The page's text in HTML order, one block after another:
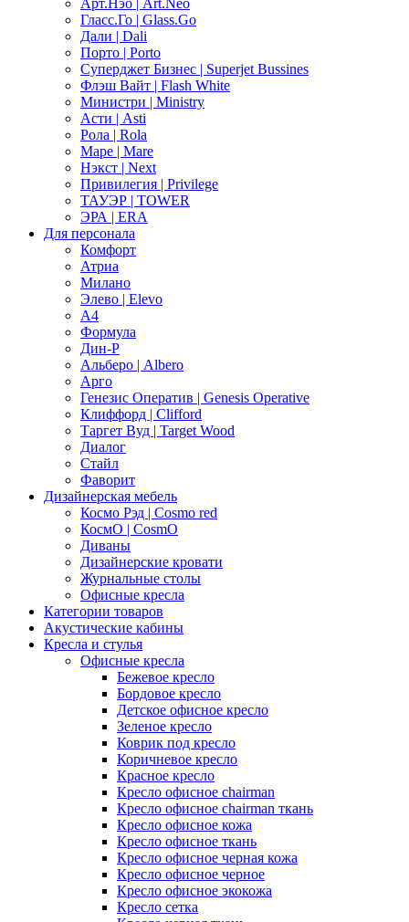
Арт.Нэо | Art.Neo
Гласс.Го | Glass.Go
Дали | Dali
Порто | Porto
Суперджет Бизнес | Superjet Bussines
Флэш Вайт | Flash White
Министри | Ministry
Асти | Asti
Рола | Rola
Маре | Mare
Нэкст | Next
Привилегия | Privilege
ТАУЭР | TOWER
ЭРА | ERA
Для персонала
Комфорт
Атриа
Милано
Элево | Elevo
А4
Формула
Дин-Р
Альберо | Albero
Арго
Генезис Оператив | Genesis Operative
Клиффорд | Clifford
Таргет Вуд | Target Wood
Диалог
Стайл
Фаворит
Дизайнерская мебель
Космо Рэд | Cosmo red
КосмО | CosmO
Диваны
Дизайнерские кровати
Журнальные столы
Офисные кресла
Категории товаров
Акустические кабины
Кресла и стулья
Офисные кресла
Бежевое кресло
Бордовое кресло
Детское офисное кресло
Зеленое кресло
Коврик под кресло
Коричневое кресло
Красное кресло
Кресло офисное chairman
Кресло офисное chairman ткань
Кресло офисное кожа
Кресло офисное ткань
Кресло офисное черная кожа
Кресло офисное черное
Кресло офисное экокожа
Кресло сетка